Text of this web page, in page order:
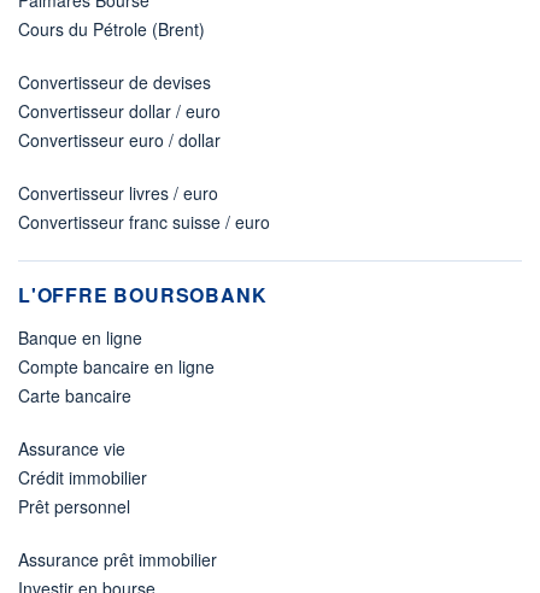
Cours du Pétrole (Brent)
Convertisseur de devises
Convertisseur dollar / euro
Convertisseur euro / dollar
Convertisseur livres / euro
Convertisseur franc suisse / euro
L'OFFRE BOURSOBANK
Banque en ligne
Compte bancaire en ligne
Carte bancaire
Assurance vie
Crédit immobilier
Prêt personnel
Assurance prêt immobilier